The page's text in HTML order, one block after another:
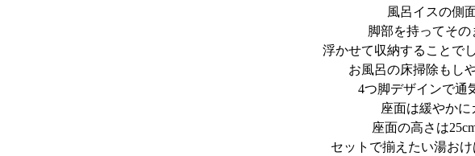
風呂イスの側
脚部を持ってその
浮かせて収納することで
お風呂の床掃除もし
4つ脚デザインで通
座面は緩やかに
座面の高さは
セットで揃えたい湯お